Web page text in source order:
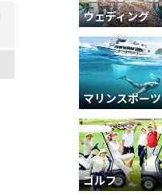
ウェディング
マリンスポーツ
ゴルフ